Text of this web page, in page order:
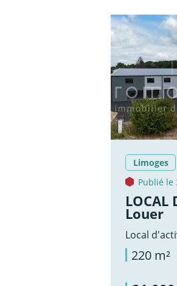
Limoges
Publié le
LOCAL
Louer
Local
220 m²